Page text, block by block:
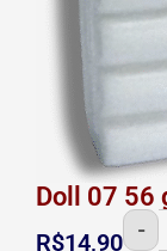
Doll 07 56
R$14,90 -